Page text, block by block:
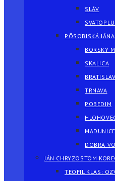
SLÁV
PÔSOBISKÁ
BORSKÝ
SKALICA
TRNAVA
POBEDIM
MADUNICE
DOBRÁ
JÁN CHRYZOSTOM
TEOFIL KLAS: